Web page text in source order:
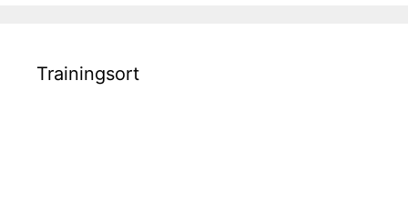
Trainingsort